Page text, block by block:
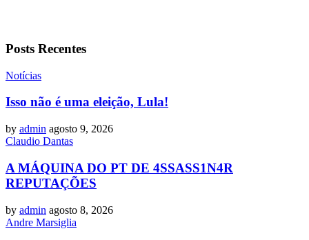
Posts Recentes
Notícias
Isso não é uma eleição, Lula!
by admin agosto 9, 2026
Claudio Dantas
A MÁQUINA DO PT DE 4SSASS1N4R
REPUTAÇÕES
by admin agosto 8, 2026
Andre Marsiglia